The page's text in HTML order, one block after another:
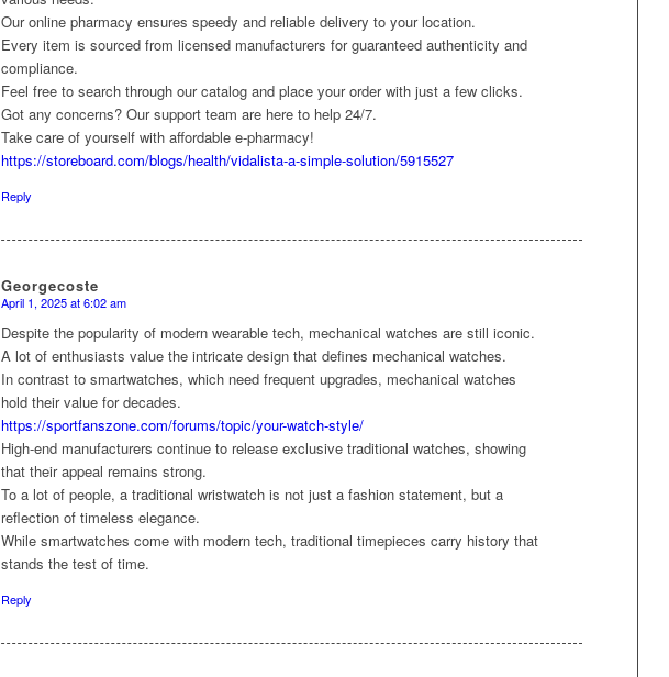
Our online pharmacy ensures speedy and reliable delivery to your location.
Every item is sourced from licensed manufacturers for guaranteed authenticity and
compliance.
Feel free to search through our catalog and place your order with just a few clicks.
Got any concerns? Our support team are here to help 24/7.
Take care of yourself with affordable e-pharmacy!
https://storeboard.com/blogs/health/vidalista-a-simple-solution/5915527
Reply
Georgecoste
says:
April 1, 2025 at 6:02 am
Despite the popularity of modern wearable tech, mechanical watches are still iconic.
A lot of enthusiasts value the intricate design that defines mechanical watches.
In contrast to smartwatches, which need frequent upgrades, mechanical watches
hold their value for decades.
https://sportfanszone.com/forums/topic/your-watch-style/
High-end manufacturers continue to release exclusive traditional watches, showing
that their appeal remains strong.
To a lot of people, a traditional wristwatch is not just a fashion statement, but a
reflection of timeless elegance.
While smartwatches come with modern tech, traditional timepieces carry history that
stands the test of time.
Reply